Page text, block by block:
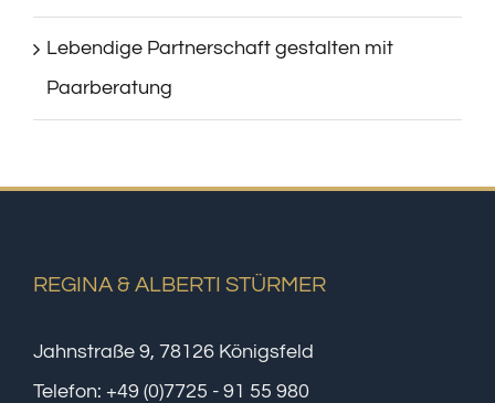
Lebendige Partnerschaft gestalten mit
Paarberatung
REGINA & ALBERTI STÜRMER
Jahnstraße 9, 78126 Königsfeld
Telefon: +49 (0)7725 - 91 55 980